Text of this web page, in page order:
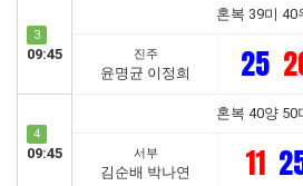
3
09:45
혼복 39미 40
진주
윤명균 이정희 25
4
09:45
혼복 40양 50
서부
김순배 박나연 11